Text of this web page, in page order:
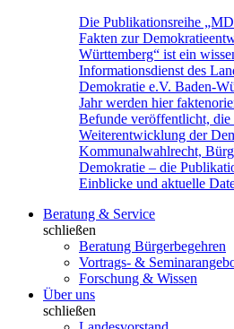
Die Publikationsreihe
Fakten zur
Württemberg“ ist ein
Informationsdienst des
Demokratie e.V. Baden-
Jahr werden hier
Befunde veröffentlicht,
Weiterentwicklung der
Kommunalwahlrecht,
Demokratie – die
Einblicke und aktuelle
Beratung & Service
schließen
Beratung Bürgerbegehren
Vortrags- &
Forschung & Wissen
Über uns
schließen